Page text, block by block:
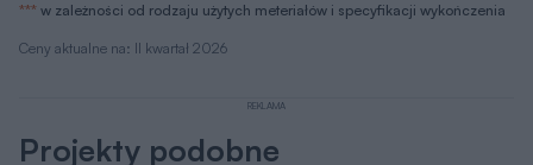
Ceny aktualne na: II kwartał 2026
*** w zależności od rodzaju użytych meteriałów i specyfikacji wykończenia
REKLAMA
Projekty podobne